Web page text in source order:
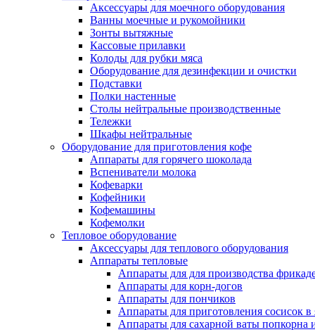
Аксессуары для моечного оборудования
Ванны моечные и рукомойники
Зонты вытяжные
Кассовые прилавки
Колоды для рубки мяса
Оборудование для дезинфекции и очистки
Подставки
Полки настенные
Столы нейтральные производственные
Тележки
Шкафы нейтральные
Оборудование для приготовления кофе
Аппараты для горячего шоколада
Вспениватели молока
Кофеварки
Кофейники
Кофемашины
Кофемолки
Тепловое оборудование
Аксессуары для теплового оборудования
Аппараты тепловые
Аппараты для для производства
Аппараты для корн-догов
Аппараты для пончиков
Аппараты для приготовления сосисок в
Аппараты для сахарной ваты попкорна